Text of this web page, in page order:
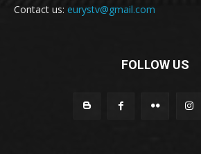
Contact us: eurystv@gmail.com
FOLLOW US